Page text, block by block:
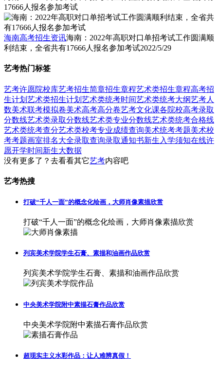
17666人报名参加考试
海南高考招生资讯海南：2022年高职对口单招考试工作圆满顺
利结束，全省共有17666人报名参加考试2022/5/29
艺考热门标签
艺考许愿院校库艺考招生简章招生章程艺术类招生章程高考招
生计划艺术类招生计划艺术类统考时间艺术类统考大纲艺考人
数美术联考模拟卷美术高考高分卷艺考文化课各院校高考录取
分数线艺术类录取分数线艺术类专业分数线艺术类统考合格线
艺术类统考查分艺术类校考专业成绩查询美术统考考题美术校
考考题画室排名大全录取查询录取通知书新生入学须知在线许
愿开学时间新生大数据
没有更多了？去看看其它艺考内容吧
艺考热搜
打破“千人一面”的概念化绘画，大师肖像素描欣赏
打破“千人一面”的概念化绘画，大师肖像素描欣赏
列宾美术学院学生石膏、素描和油画作品欣赏
列宾美术学院学生石膏、素描和油画作品欣赏
中央美术学院附中素描石膏作品欣赏
中央美术学院附中素描石膏作品欣赏
超现实主义水彩作品：让人难辨真假！